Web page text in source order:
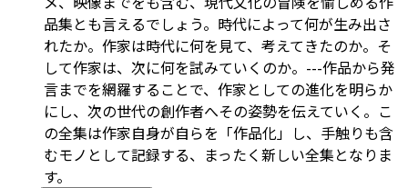
品集とも言えるでしょう。時代によって何が生み出さ
れたか。作家は時代に何を見て、考えてきたのか。そ
して作家は、次に何を試みていくのか。---作品から発
言までを網羅することで、作家としての進化を明らか
にし、次の世代の創作者へその姿勢を伝えていく。こ
の全集は作家自身が自らを「作品化」し、手触りも含
むモノとして記録する、まったく新しい全集となりま
す。